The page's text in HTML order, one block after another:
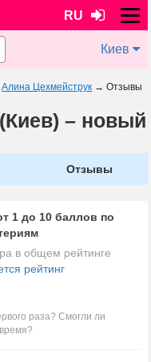
RU
Киев
Алина Цехмейструк → Отзывы
– новый
Отзывы
1 до 10 баллов по
в общем рейтинге
рейтинг
раза? Смогли ли